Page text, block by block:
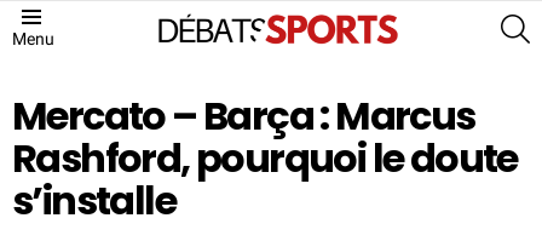
Menu
Mercato – Barça : Marcus
Rashford, pourquoi le doute
s’installe